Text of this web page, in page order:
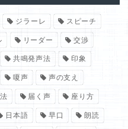
ジラーレ スピーチ
リーダー 交渉
共鳴発声法 印象
嗄声 声の支え
届く声 座り方
日本語 早口 朗読